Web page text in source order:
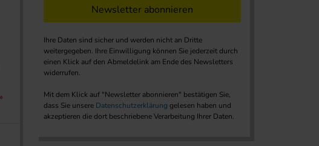
Newsletter abonnieren
Ihre Daten sind sicher und werden nicht an Dritte
weitergegeben. Ihre Einwilligung können Sie jederzeit durch
einen Klick auf den Abmeldelink am Ende des Newsletters
widerrufen.
Mit dem Klick auf "Newsletter abonnieren" bestätigen Sie,
dass Sie unsere Datenschutzerklärung gelesen haben und
akzeptieren die dort beschriebene Verarbeitung Ihrer Daten.